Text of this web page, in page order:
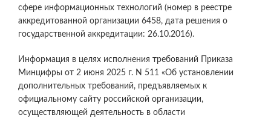
сфере информационных технологий (номер в реестре
аккредитованной организации 6458, дата решения о
государственной аккредитации: 26.10.2016).
Информация в целях исполнения требований Приказа
Минцифры от 2 июня 2025 г. N 511 «Об установлении
дополнительных требований, предъявляемых к
официальному сайту российской организации,
осуществляющей деятельность в области